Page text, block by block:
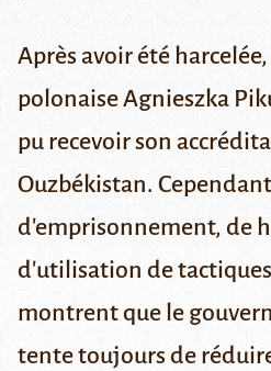
Après avoir été
polonaise Agnieszka
pu recevoir son
Ouzbékistan.
d'emprisonnement, de
d'utilisation de
montrent que le
tente toujours de